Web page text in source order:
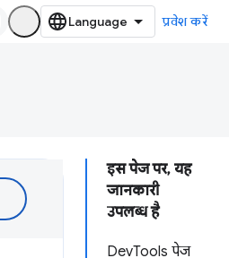
प्रवेश करें
इस पेज पर, यह
जानकारी
उपलब्ध है
DevTools पेज